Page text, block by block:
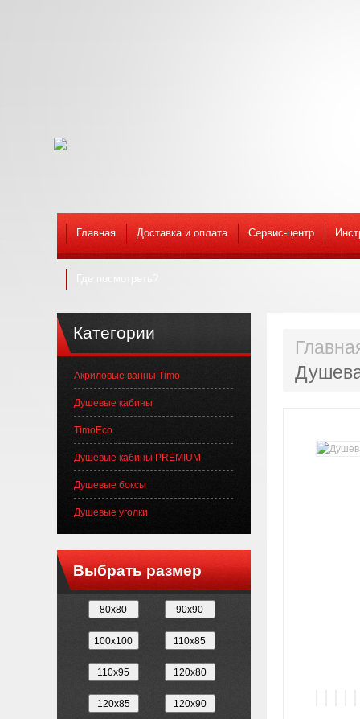
Главная Доставка и оплата Сервис-центр
Категории
Акриловые ванны Timo
Душевые кабины
TimoEco
Душевые кабины PREMIUM
Душевые боксы
Душевые уголки
Выбрать размер